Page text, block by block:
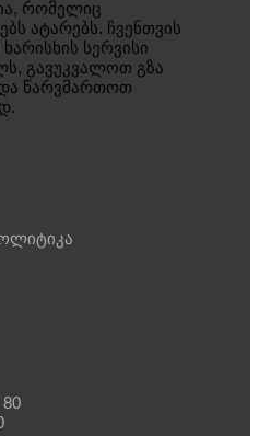
რომელიც
ატარებს. ჩვენთვის
სერვისი
გავუკვალოთ გზა
და წარვმართოთ